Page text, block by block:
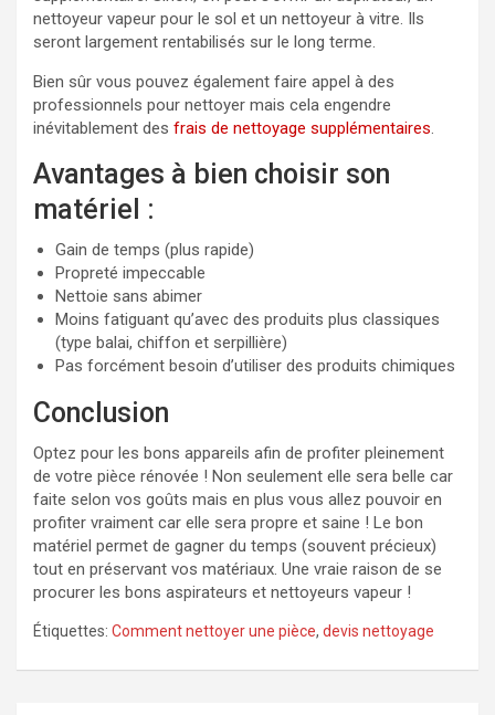
nettoyeur vapeur pour le sol et un nettoyeur à vitre. Ils
seront largement rentabilisés sur le long terme.
Bien sûr vous pouvez également faire appel à des
professionnels pour nettoyer mais cela engendre
inévitablement des frais de nettoyage supplémentaires.
Avantages à bien choisir son
matériel :
Gain de temps (plus rapide)
Propreté impeccable
Nettoie sans abimer
Moins fatiguant qu’avec des produits plus classiques
(type balai, chiffon et serpillière)
Pas forcément besoin d’utiliser des produits chimiques
Conclusion
Optez pour les bons appareils afin de profiter pleinement
de votre pièce rénovée ! Non seulement elle sera belle car
faite selon vos goûts mais en plus vous allez pouvoir en
profiter vraiment car elle sera propre et saine ! Le bon
matériel permet de gagner du temps (souvent précieux)
tout en préservant vos matériaux. Une vraie raison de se
procurer les bons aspirateurs et nettoyeurs vapeur !
Étiquettes: Comment nettoyer une pièce, devis nettoyage